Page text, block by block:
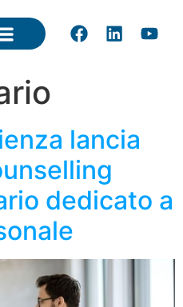
lancia
dedicato a